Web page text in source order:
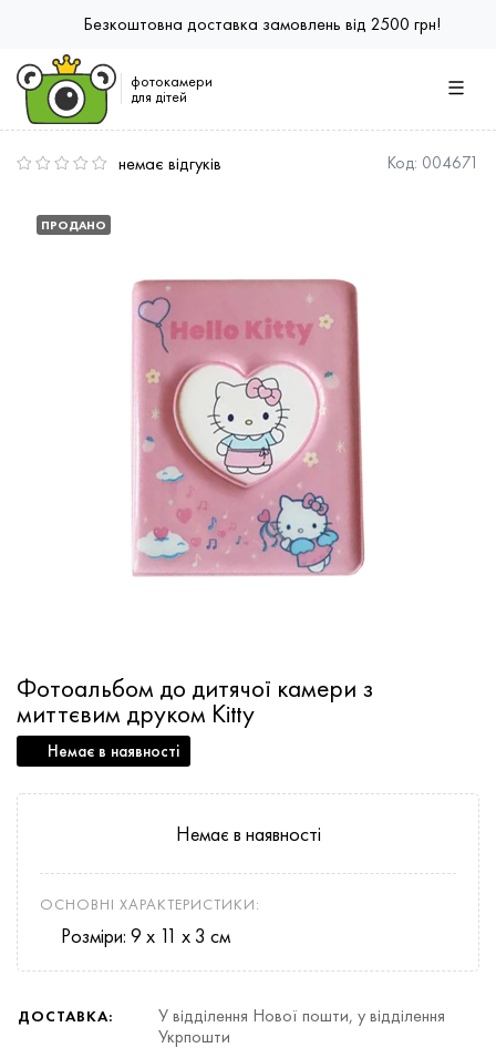
Безкоштовна доставка замовлень від 2500 грн!
фотокамери
для дітей
немає відгуків Код: 004671
ПРОДАНО
Фотоальбом до дитячої камери з
миттєвим друком Kitty
Немає в наявності
Немає в наявності
ОСНОВНІ ХАРАКТЕРИСТИКИ:
Розміри: 9 x 11 x 3 см
ДОСТАВКА:
У відділення Нової пошти, у відділення
Укрпошти